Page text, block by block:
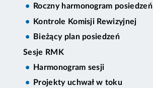
Roczny harmonogram posiedzeń
Kontrole Komisji Rewizyjnej
Bieżący plan posiedzeń
Sesje RMK
Harmonogram sesji
Projekty uchwał w toku